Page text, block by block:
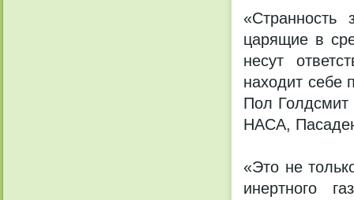
царящие в
несут
находит себе
Пол Голдсмит
НАСА,
«Это не
инертного